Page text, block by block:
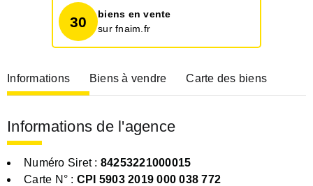
30
biens en vente
sur fnaim.fr
Informations Biens à vendre Carte des biens
Informations de l'agence
Numéro Siret : 84253221000015
Carte N° : CPI 5903 2019 000 038 772